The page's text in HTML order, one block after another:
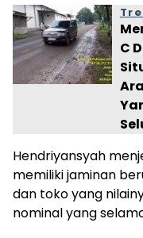
C
Hendriyansyah
memiliki jaminan
dan toko yang
nominal yang